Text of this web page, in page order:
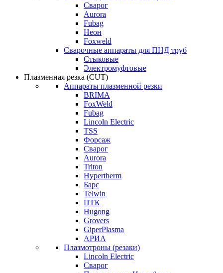
Сварог
Aurora
Fubag
Неон
Foxweld
Сварочные аппараты для ПНД труб
Стыковые
Электромуфтовые
Плазменная резка (CUT)
Аппараты плазменной резки
BRIMA
FoxWeld
Fubag
Lincoln Electric
TSS
Форсаж
Сварог
Aurora
Triton
Hypertherm
Барс
Telwin
ПТК
Hugong
Grovers
GiperPlasma
АРИА
Плазмотроны (резаки)
Lincoln Electric
Сварог